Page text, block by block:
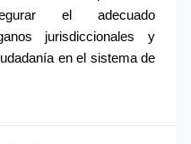
el adecuado
jurisdiccionales y
en el sistema de